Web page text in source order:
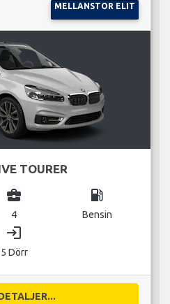
MELLANSTOR ELIT
TOURER
business_center
4
local_gas_station
Bensin
login
5 Dörr